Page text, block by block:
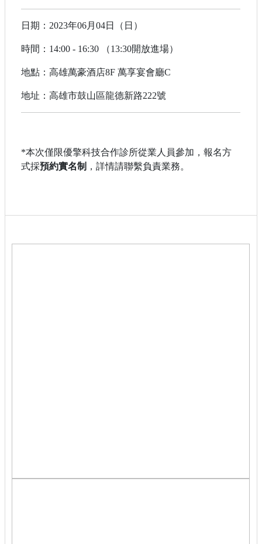
日期：2023年06月04日（日）
時間：14:00 - 16:30 （13:30開放進場）
地點：高雄萬豪酒店8F 萬享宴會廳C
地址：高雄市鼓山區龍德新路222號
*本次僅限優擎科技合作診所從業人員參加，報名方
式採預約實名制 ，詳情請聯繫負責業務。